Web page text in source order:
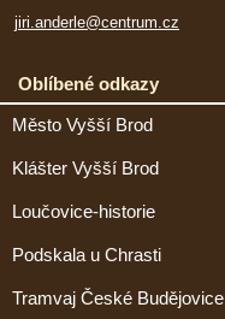
jiri.anderle@centrum.cz
Oblíbené odkazy
Město Vyšší Brod
Klášter Vyšší Brod
Loučovice-historie
Podskala u Chrasti
Tramvaj České Budějovice